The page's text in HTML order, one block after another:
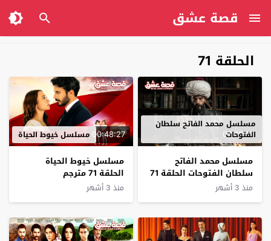
قصة عشق
الحلقة 71
02:19:19
مسلسل محمد الفاتح سلطان
الفتوحات
مسلسل محمد الفاتح
سلطان الفتوحات الحلقة 71
مترجم
منذ 3 أشهر
00:48:27 مسلسل خيوط الحياة
مسلسل خيوط الحياة
الحلقة 71 مترجم
منذ 3 أشهر